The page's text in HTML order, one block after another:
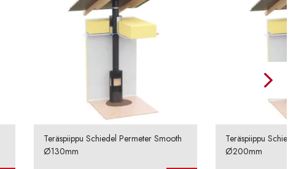
Teräspiippu Schiedel Permeter Smooth
Ø130mm
Teräspiippu
Ø200mm